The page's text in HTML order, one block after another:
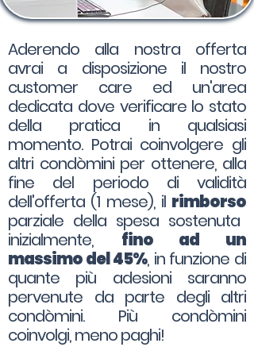
Aderendo alla nostra offerta
avrai a disposizione il nostro
customer care ed un'area
dedicata dove verificare lo stato
della pratica in qualsiasi
momento. Potrai coinvolgere gli
altri condòmini per ottenere, alla
fine del periodo di validità
dell'offerta (1 mese), il rimborso
parziale della spesa sostenuta
inizialmente, fino ad un
massimo del 45%, in funzione di
quante più adesioni saranno
pervenute da parte degli altri
condòmini. Più condòmini
coinvolgi, meno paghi!